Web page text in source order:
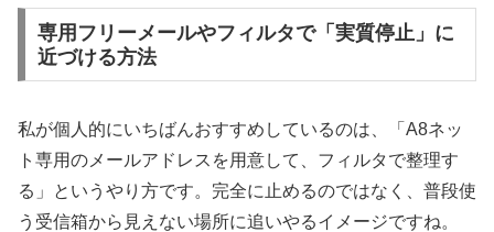
専用フリーメールやフィルタで「実質停止」に
近づける方法
私が個人的にいちばんおすすめしているのは、「A8ネッ
ト専用のメールアドレスを用意して、フィルタで整理す
る」というやり方です。完全に止めるのではなく、普段使
う受信箱から見えない場所に追いやるイメージですね。